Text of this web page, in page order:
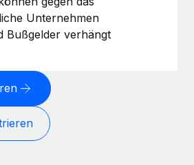
Unternehmen
Bußgelder verhängt